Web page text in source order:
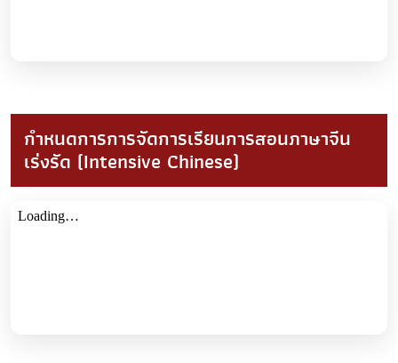
กำหนดการการจัดการเรียนการสอนภาษาจีน
เร่งรัด (Intensive Chinese)